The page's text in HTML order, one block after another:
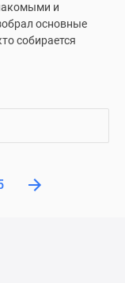
и
основные
собирается